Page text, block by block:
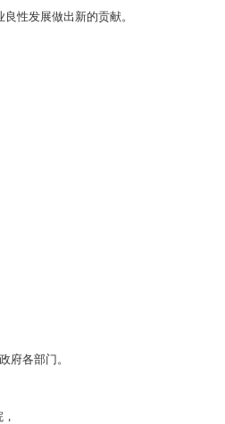
性发展做出新的贡献。
府各部门。